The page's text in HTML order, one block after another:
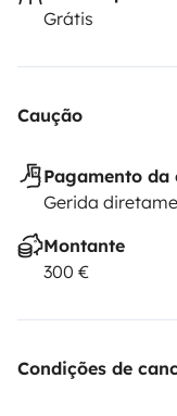
Grátis
Caução
Pagamento da
Gerida
Montante
300 €
Condições de